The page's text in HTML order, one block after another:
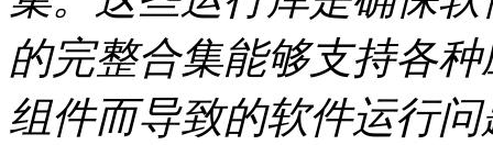
的完整合集能够支持各
组件而导致的软件运行问